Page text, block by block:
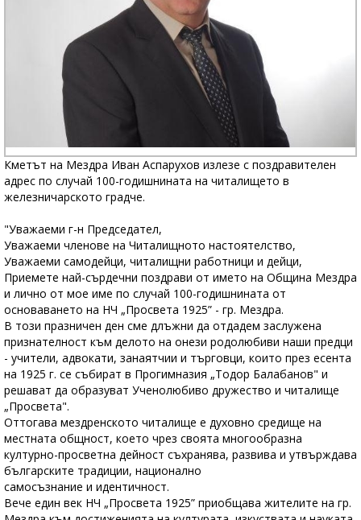
Кметът на Мездра Иван Аспарухов излезе с поздравителен
адрес по случай 100-годишнината на читалището в
железничарското градче.
"Уважаеми г-н Председател,
Уважаеми членове на Читалищното настоятелство,
Уважаеми самодейци, читалищни работници и дейци,
Приемете най-сърдечни поздрави от името на Община Мездра
и лично от мое име по случай 100-годишнината от
основаването на НЧ „Просвета 1925” - гр. Мездра.
В този празничен ден сме длъжни да отдадем заслужена
признателност към делото на онези родолюбиви наши предци
- учители, адвокати, занаятчии и търговци, които през есента
на 1925 г. се събират в Прогимназия „Тодор Балабанов" и
решават да образуват Ученолюбиво дружество и читалище
„Просвета".
Оттогава мездренското читалище е духовно средище на
местната общност, което чрез своята многообразна
културно-просветна дейност съхранява, развива и утвърждава
българските традиции, национално
самосъзнание и идентичност.
Вече един век НЧ „Просвета 1925” приобщава жителите на гр.